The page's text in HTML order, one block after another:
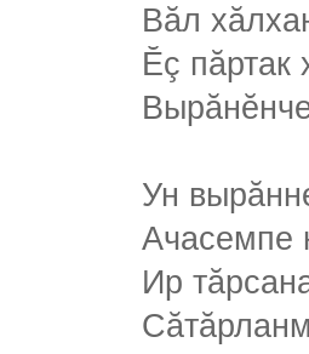
Вăл
Ӗç пăртак
Ун
Ачасемпе
Ир